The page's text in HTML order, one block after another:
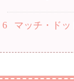
6 マッチ・ド